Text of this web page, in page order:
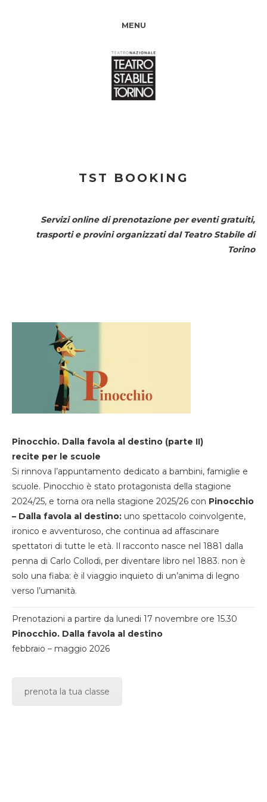
MENU
TST BOOKING
Servizi online di prenotazione per eventi gratuiti,
trasporti e provini organizzati dal Teatro Stabile di
Torino
Pinocchio. Dalla favola al destino (parte II)
recite per le scuole
Si rinnova l’appuntamento dedicato a bambini, famiglie e
scuole. Pinocchio è stato protagonista della stagione
2024/25, e torna ora nella stagione 2025/26 con Pinocchio
– Dalla favola al destino: uno spettacolo coinvolgente,
ironico e avventuroso, che continua ad affascinare
spettatori di tutte le età. Il racconto nasce nel 1881 dalla
penna di Carlo Collodi, per diventare libro nel 1883. non è
solo una fiaba: è il viaggio inquieto di un’anima di legno
verso l’umanità.
Prenotazioni a partire da lunedi 17 novembre ore 15.30
Pinocchio. Dalla favola al destino
febbraio – maggio 2026
prenota la tua classe